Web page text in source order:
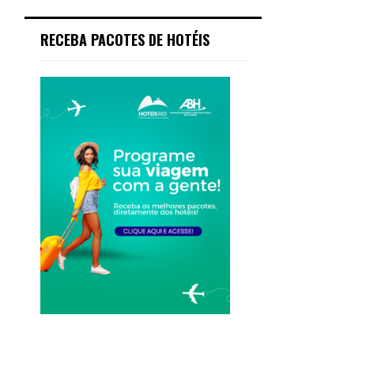
RECEBA PACOTES DE HOTÉIS